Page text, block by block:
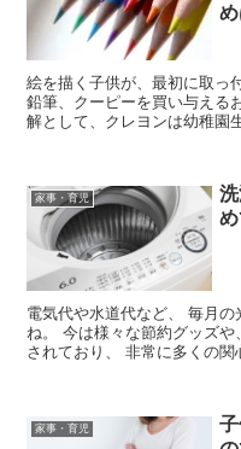
絵を描く子供が、最初に取っ付きや
鉛筆、クーピーを買い与えるお家は多
解として、クレヨンは幼稚園生
家事・育児
電気代や水道代など、 毎月の光熱費は出来るだけ節約したいですよ
ね。 今は様々な節約グッズや、 節電・節水を売りにした家電も販売
されており、 非常に多くの関心が寄せられていることが分かりま
家事・育児